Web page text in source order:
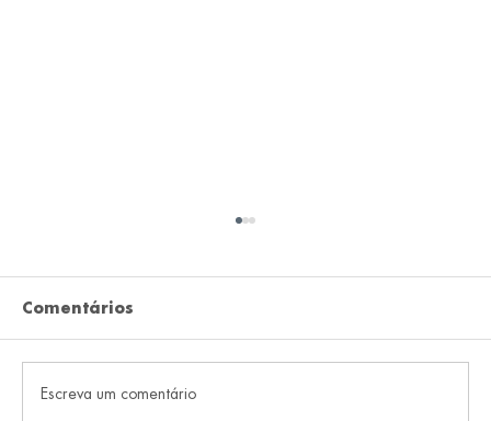
Comentários
Escreva um comentário